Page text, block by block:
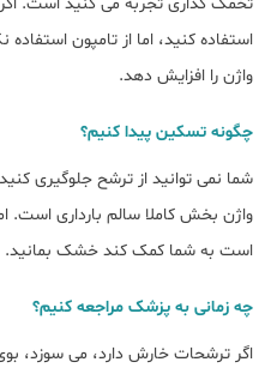
استفاده کنید، اما از تامپون
واژن را افزایش دهد.
چگونه تسکین پیدا کنیم؟
شما نمی توانید از ترشح جلوگیری
واژن بخش کاملا سالم بارداری
است به شما کمک کند خشک بمانید.
چه زمانی به پزشک مراجعه کنیم؟
اگر ترشحات خارش دارد، می سوزد،